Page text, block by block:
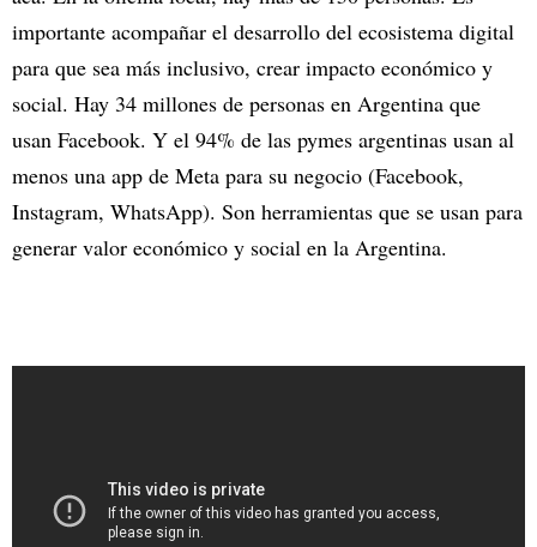
importante acompañar el desarrollo del ecosistema digital
para que sea más inclusivo, crear impacto económico y
social. Hay 34 millones de personas en Argentina que
usan Facebook. Y el 94% de las pymes argentinas usan al
menos una app de Meta para su negocio (Facebook,
Instagram, WhatsApp). Son herramientas que se usan para
generar valor económico y social en la Argentina.